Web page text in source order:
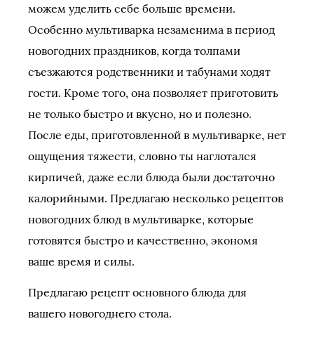
можем уделить себе больше времени.
Особенно мультиварка незаменима в период
новогодних праздников, когда толпами
съезжаются родственники и табунами ходят
гости. Кроме того, она позволяет приготовить
не только быстро и вкусно, но и полезно.
После еды, приготовленной в мультиварке, нет
ощущения тяжести, словно ты наглотался
кирпичей, даже если блюда были достаточно
калорийными. Предлагаю несколько рецептов
новогодних блюд в мультиварке, которые
готовятся быстро и качественно, экономя
ваше время и силы.
Предлагаю рецепт основного блюда для
вашего новогоднего стола.